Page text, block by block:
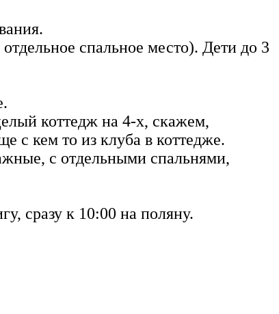
спальное место). Дети до 3
коттедж на 4-х, скажем,
с кем то из клуба в коттедже.
с отдельными спальнями,
сразу к 10:00 на поляну.